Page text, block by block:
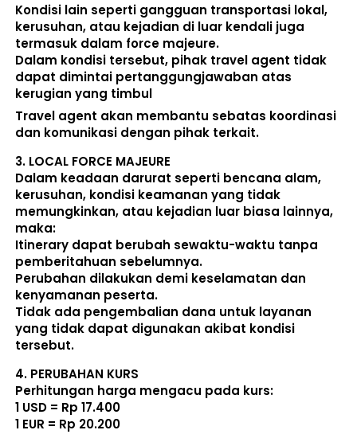
Kondisi lain seperti gangguan transportasi lokal,
kerusuhan, atau kejadian di luar kendali juga
termasuk dalam force majeure.
Dalam kondisi tersebut, pihak travel agent tidak
dapat dimintai pertanggungjawaban atas
kerugian yang timbul
Travel agent akan membantu sebatas koordinasi
dan komunikasi dengan pihak terkait.
3. LOCAL FORCE MAJEURE
Dalam keadaan darurat seperti bencana alam,
kerusuhan, kondisi keamanan yang tidak
memungkinkan, atau kejadian luar biasa lainnya,
maka:
Itinerary dapat berubah sewaktu-waktu tanpa
pemberitahuan sebelumnya.
Perubahan dilakukan demi keselamatan dan
kenyamanan peserta.
Tidak ada pengembalian dana untuk layanan
yang tidak dapat digunakan akibat kondisi
tersebut.
4. PERUBAHAN KURS
Perhitungan harga mengacu pada kurs:
1 USD = Rp 17.400
1 EUR = Rp 20.200